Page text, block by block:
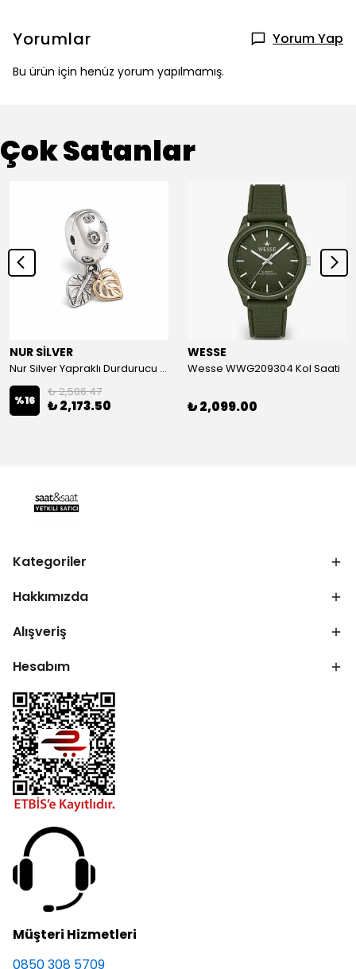
Yorumlar Yorum Yap
Bu ürün için henüz yorum yapılmamış.
Çok Satanlar
NUR SİLVER
Nur Silver Yapraklı Durdurucu Gümüş Charm - NUR-CM00501
%16
₺ 2,586.47
₺ 2,173.50
WESSE
Wesse WWG209304 Kol Saati
₺ 2,099.00
Kategoriler
Hakkımızda
Alışveriş
Hesabım
Müşteri Hizmetleri
0850 308 5709